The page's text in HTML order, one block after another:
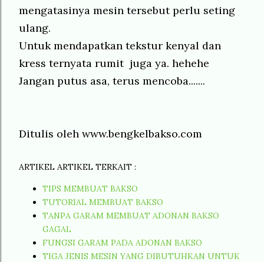
mengatasinya mesin tersebut perlu seting
ulang.
Untuk mendapatkan tekstur kenyal dan
kress ternyata rumit juga ya. hehehe
Jangan putus asa, terus mencoba.......
Ditulis oleh www.bengkelbakso.com
ARTIKEL ARTIKEL TERKAIT :
TIPS MEMBUAT BAKSO
TUTORIAL MEMBUAT BAKSO
TANPA GARAM MEMBUAT ADONAN BAKSO
GAGAL
FUNGSI GARAM PADA ADONAN BAKSO
TIGA JENIS MESIN YANG DIBUTUHKAN UNTUK